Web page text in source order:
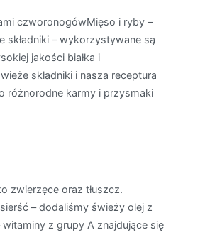
czworonogówMięso i ryby –
– wykorzystywane są
jakości białka i
składniki i nasza receptura
różnorodne karmy i przysmaki
zwierzęce oraz tłuszcz.
– dodaliśmy świeży olej z
z grupy A znajdujące się